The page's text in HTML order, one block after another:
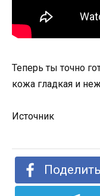
Теперь ты точно
кожа гладкая и
Источник